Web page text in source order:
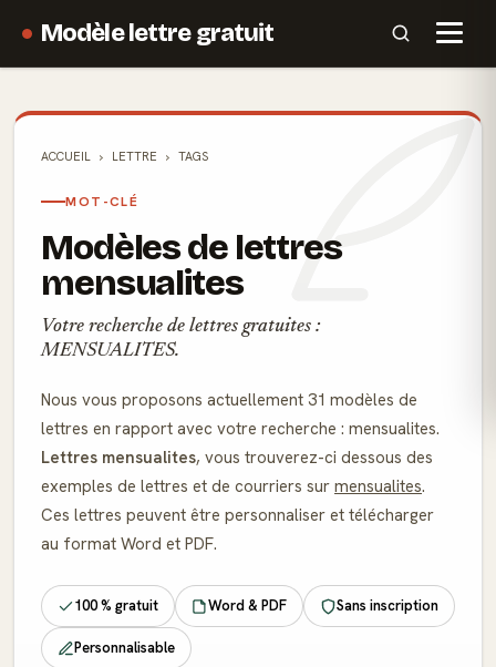
Modèle lettre gratuit
ACCUEIL LETTRE TAGS
MOT-CLÉ
Modèles de lettres
mensualites
Votre recherche de lettres gratuites :
MENSUALITES.
Nous vous proposons actuellement 31 modèles de
lettres en rapport avec votre recherche : mensualites.
Lettres mensualites, vous trouverez-ci dessous des
exemples de lettres et de courriers sur mensualites.
Ces lettres peuvent être personnaliser et télécharger
au format Word et PDF.
100 % gratuit Word & PDF Sans inscription
Personnalisable